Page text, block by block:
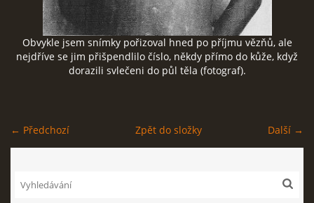
NÁVŠTĚVNÍ KNIHA
© 2026 eStránky.cz |RSS
Obvykle jsem snímky pořizoval hned po příjmu vězňů, ale
nejdříve se jim přišpendlilo číslo, někdy přímo do kůže, když
dorazili svlečeni do půl těla (fotograf).
← Předchozí Další →
Zpět do složky